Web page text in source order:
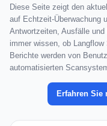
Diese Seite zeigt den
auf Echtzeit-Überwachung
Antwortzeiten, Ausfälle
immer wissen, ob
Berichte werden von
automatisierten
Erfahren Sie